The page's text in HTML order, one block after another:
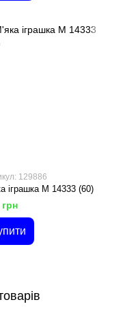
129886
іграшка M 14333 (60)